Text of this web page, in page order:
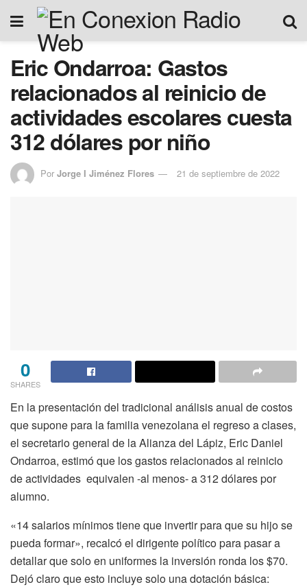
Eric Ondarroa: Gastos
relacionados al reinicio de
actividades escolares cuesta
312 dólares por niño
Por Jorge I Jiménez Flores 21 de septiembre de 2022
0
SHARES
En la presentación del tradicional análisis anual de costos
que supone para la familia venezolana el regreso a clases,
el secretario general de la Alianza del Lápiz, Eric Daniel
Ondarroa, estimó que los gastos relacionados al reinicio
de actividades equivalen -al menos- a 312 dólares por
alumno.
«14 salarios mínimos tiene que invertir para que su hijo se
pueda formar», recalcó el dirigente político para pasar a
detallar que solo en uniformes la inversión ronda los $70.
Dejó claro que esto incluye solo una dotación básica: